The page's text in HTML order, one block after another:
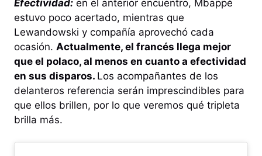
Efectividad: en el anterior encuentro, Mbappé
estuvo poco acertado, mientras que
Lewandowski y compañía aprovechó cada
ocasión. Actualmente, el francés llega mejor
que el polaco, al menos en cuanto a efectividad
en sus disparos. Los acompañantes de los
delanteros referencia serán imprescindibles para
que ellos brillen, por lo que veremos qué tripleta
brilla más.